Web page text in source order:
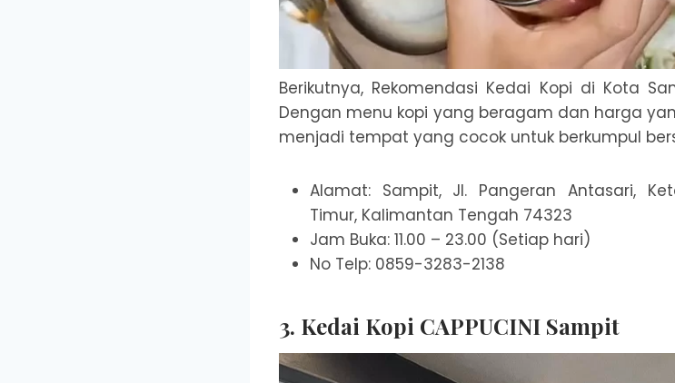
Berikutnya, Rekomendasi Kedai Kopi di Kota
Dengan menu kopi yang beragam dan harga
menjadi tempat yang cocok untuk berkumpul
Alamat: Sampit, Jl. Pangeran Antasari,
Timur, Kalimantan Tengah 74323
Jam Buka: 11.00 – 23.00 (Setiap hari)
No Telp: 0859-3283-2138
3. Kedai Kopi CAPPUCINI Sampit